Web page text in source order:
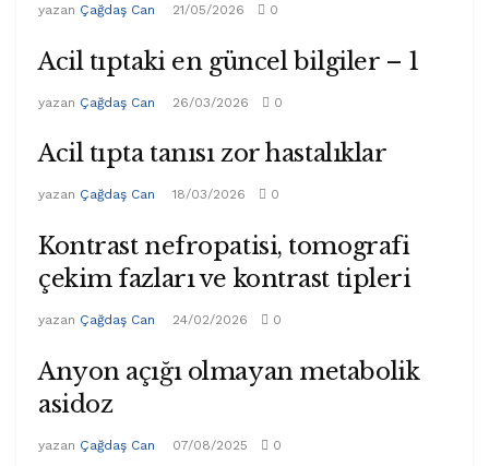
yazan Çağdaş Can 21/05/2026 0
Acil tıptaki en güncel bilgiler – 1
yazan Çağdaş Can 26/03/2026 0
Acil tıpta tanısı zor hastalıklar
yazan Çağdaş Can 18/03/2026 0
Kontrast nefropatisi, tomografi
çekim fazları ve kontrast tipleri
yazan Çağdaş Can 24/02/2026 0
Anyon açığı olmayan metabolik
asidoz
yazan Çağdaş Can 07/08/2025 0